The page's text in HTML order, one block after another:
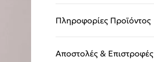
Πληροφορίες Προϊόντος
Αποστολές & Επιστροφές